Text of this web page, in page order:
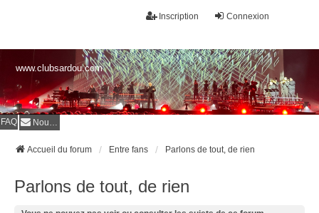
Connexion
Inscription
www.clubsardou.com
FAQ Nous contacter
Accueil du forum Entre fans Parlons de tout, de rien
Parlons de tout, de rien